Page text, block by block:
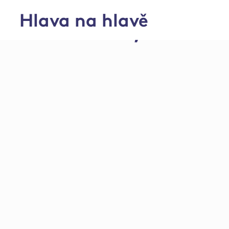
Hlava na hlavě
Chov skotu,